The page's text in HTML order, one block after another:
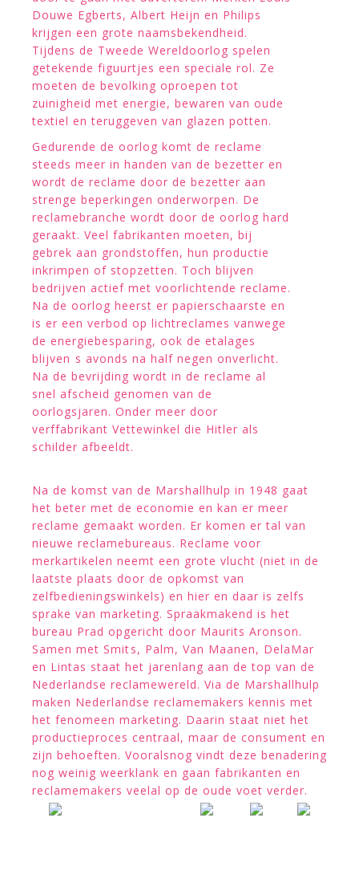
Douwe Egberts, Albert Heijn en Philips
krijgen een grote naamsbekendheid.
Tijdens de Tweede Wereldoorlog spelen
getekende figuurtjes een speciale rol. Ze
moeten de bevolking oproepen tot
zuinigheid met energie, bewaren van oude
textiel en teruggeven van glazen potten.
Gedurende de oorlog komt de reclame
steeds meer in handen van de bezetter en
wordt de reclame door de bezetter aan
strenge beperkingen onderworpen. De
reclamebranche wordt door de oorlog hard
geraakt. Veel fabrikanten moeten, bij
gebrek aan grondstoffen, hun productie
inkrimpen of stopzetten. Toch blijven
bedrijven actief met voorlichtende reclame.
Na de oorlog heerst er papierschaarste en
is er een verbod op lichtreclames vanwege
de energiebesparing, ook de etalages
blijven s avonds na half negen onverlicht.
Na de bevrijding wordt in de reclame al
snel afscheid genomen van de
oorlogsjaren. Onder meer door
verffabrikant Vettewinkel die Hitler als
schilder afbeeldt.
Na de komst van de Marshallhulp in 1948 gaat
het beter met de economie en kan er meer
reclame gemaakt worden. Er komen er tal van
nieuwe reclamebureaus. Reclame voor
merkartikelen neemt een grote vlucht (niet in de
laatste plaats door de opkomst van
zelfbedieningswinkels) en hier en daar is zelfs
sprake van marketing. Spraakmakend is het
bureau Prad opgericht door Maurits Aronson.
Samen met Smits, Palm, Van Maanen, DelaMar
en Lintas staat het jarenlang aan de top van de
Nederlandse reclamewereld. Via de Marshallhulp
maken Nederlandse reclamemakers kennis met
het fenomeen marketing. Daarin staat niet het
productieproces centraal, maar de consument en
zijn behoeften. Vooralsnog vindt deze benadering
nog weinig weerklank en gaan fabrikanten en
reclamemakers veelal op de oude voet verder.